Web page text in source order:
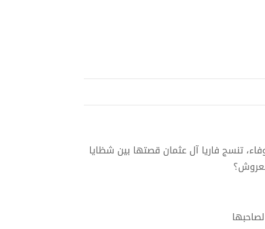
تنسج فاريا آل عثمان قصتها بين شظايا